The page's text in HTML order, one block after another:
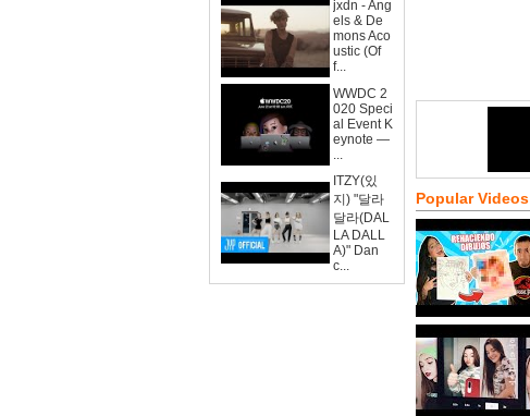
jxdn - Ang
els & De
mons Aco
ustic (Of
f...
WWDC 2
020 Speci
al Event K
eynote —
...
ITZY(있
지) "달라
달라(DAL
LA DALL
A)" Dan
c...
Popular Videos